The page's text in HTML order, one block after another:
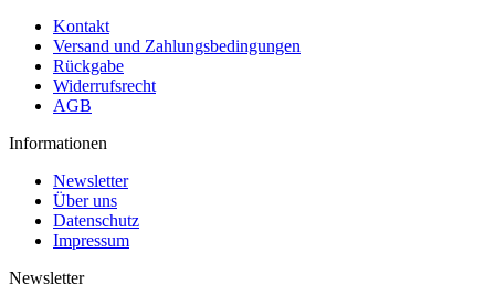
Kontakt
Versand und Zahlungsbedingungen
Rückgabe
Widerrufsrecht
AGB
Informationen
Newsletter
Über uns
Datenschutz
Impressum
Newsletter